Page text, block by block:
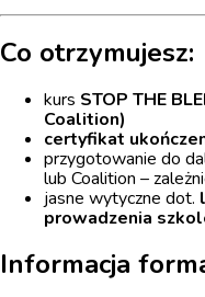
Co otrzymujesz:
kurs STOP THE
Coalition)
certyfikat
przygotowanie do
lub Coalition –
jasne wytyczne dot.
prowadzenia
Informacja